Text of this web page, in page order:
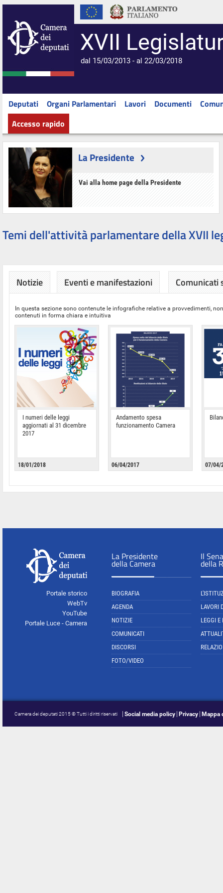
XVII
dal 15/03/2013 - al 22/03/2018
Deputati Organi Parlamentari Lavori Documenti
Accesso rapido
La Presidente
Vai alla home page della Presidente
Temi dell'attività parlamentare della XVII
Notizie Eventi e manifestazioni Comunicati
In questa sezione sono contenute le infografiche relative a provvedimenti,
contenuti in forma chiara e intuitiva
I numeri delle leggi
aggiornati al 31 dicembre
2017
18/01/2018
Andamento spesa
funzionamento Camera
06/04/2017 07/04/
Portale storico
WebTv
YouTube
Portale Luce - Camera
La Presidente
della Camera
BIOGRAFIA
AGENDA
NOTIZIE
COMUNICATI
DISCORSI
FOTO/VIDEO
Il
della
LAVORI
LEGGI E
Camera dei deputati 2015 © Tutti i diritti riservati Social media policy Privacy Mappa